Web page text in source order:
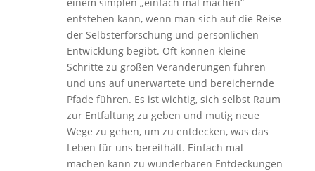
entstehen kann, wenn man sich auf die Reise
der Selbsterforschung und persönlichen
Entwicklung begibt. Oft können kleine
Schritte zu großen Veränderungen führen
und uns auf unerwartete und bereichernde
Pfade führen. Es ist wichtig, sich selbst Raum
zur Entfaltung zu geben und mutig neue
Wege zu gehen, um zu entdecken, was das
Leben für uns bereithält. Einfach mal
machen kann zu wunderbaren Entdeckungen